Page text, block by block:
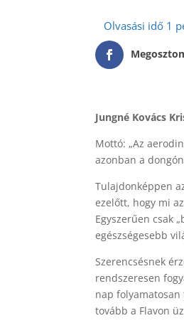
Jungné Kovács
Mottó: „Az
azonban a
Tulajdonképpen
ezelőtt, hogy mi
Egyszerűen csak
egészségesebb
Szerencsésnek
rendszeresen
nap folyamatosan
tovább a Flavon